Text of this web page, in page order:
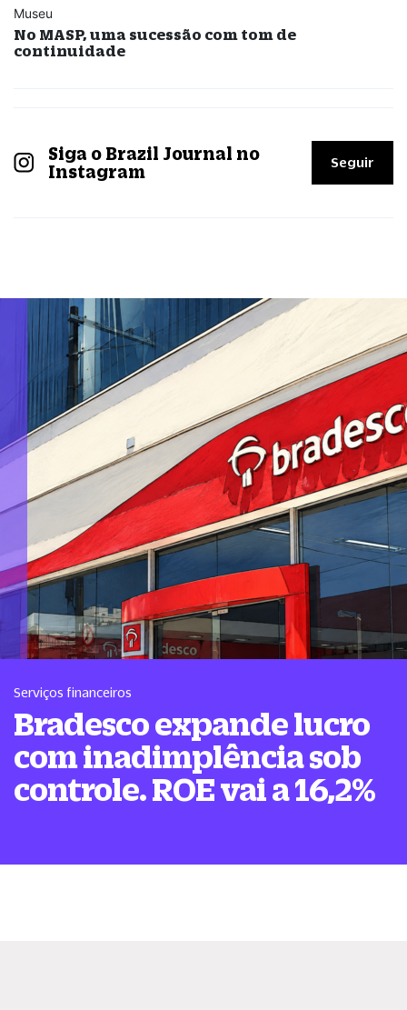
Museu
No MASP, uma sucessão com tom de
continuidade
Siga o Brazil Journal no
Instagram
Seguir
Serviços financeiros
Bradesco expande lucro
com inadimplência sob
controle. ROE vai a 16,2%